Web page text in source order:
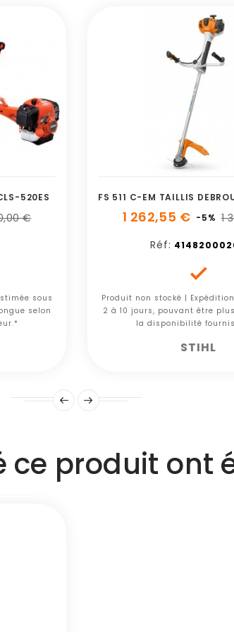
520ES
€
sous
selon
1 262,55 € -5% 1
Réf:

Produit non stocké |
2 à 10 jours, pouvant être
la disponibilité
STIHL
ce produit ont